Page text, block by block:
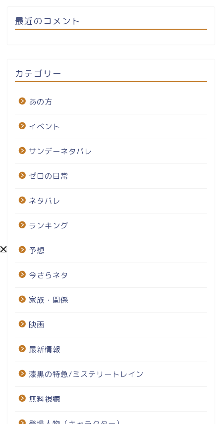
最近のコメント
カテゴリー
あの方
イベント
サンデーネタバレ
ゼロの日常
ネタバレ
ランキング
予想
今さらネタ
家族・関係
映画
最新情報
漆黒の特急/ミステリートレイン
無料視聴